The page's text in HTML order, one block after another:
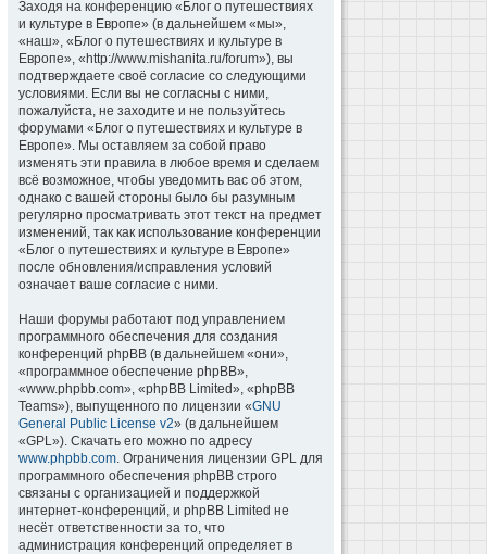
Заходя на конференцию «Блог о путешествиях
и культуре в Европе» (в дальнейшем «мы»,
«наш», «Блог о путешествиях и культуре в
Европе», «http://www.mishanita.ru/forum»), вы
подтверждаете своё согласие со следующими
условиями. Если вы не согласны с ними,
пожалуйста, не заходите и не пользуйтесь
форумами «Блог о путешествиях и культуре в
Европе». Мы оставляем за собой право
изменять эти правила в любое время и сделаем
всё возможное, чтобы уведомить вас об этом,
однако с вашей стороны было бы разумным
регулярно просматривать этот текст на предмет
изменений, так как использование конференции
«Блог о путешествиях и культуре в Европе»
после обновления/исправления условий
означает ваше согласие с ними.
Наши форумы работают под управлением
программного обеспечения для создания
конференций phpBB (в дальнейшем «они»,
«программное обеспечение phpBB»,
«www.phpbb.com», «phpBB Limited», «phpBB
Teams»), выпущенного по лицензии «GNU
General Public License v2» (в дальнейшем
«GPL»). Скачать его можно по адресу
www.phpbb.com. Ограничения лицензии GPL для
программного обеспечения phpBB строго
связаны с организацией и поддержкой
интернет-конференций, и phpBB Limited не
несёт ответственности за то, что
администрация конференций определяет в